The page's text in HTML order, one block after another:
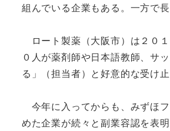
組んでいる企業もある。一方で
ロート製薬（大阪市）は２０
０人が薬剤師や日本語教師、サ
る」（担当者）と好意的な受け止
今年に入ってからも、みずほ
めた企業が続々と副業容認を表